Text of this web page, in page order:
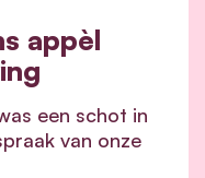
appèl
een schot in
van onze